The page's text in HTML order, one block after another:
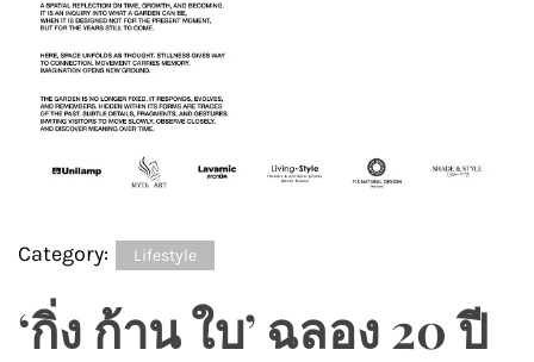
Category: Lifestyle
‘กิ่ง ก้าน ใบ’ ฉลอง 20 ปี